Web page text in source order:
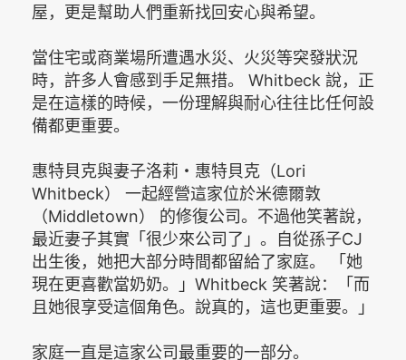
屋，更是幫助人們重新找回安心與希望。
當住宅或商業場所遭遇水災、火災等突發狀況
時，許多人會感到手足無措。 Whitbeck 說，正
是在這樣的時候，一份理解與耐心往往比任何設
備都更重要。
惠特貝克與妻子洛莉・惠特貝克（Lori
Whitbeck） 一起經營這家位於米德爾敦
（Middletown） 的修復公司。不過他笑著說，
最近妻子其實「很少來公司了」。自從孫子CJ
出生後，她把大部分時間都留給了家庭。 「她
現在更喜歡當奶奶。」Whitbeck 笑著說：「而
且她很享受這個角色。說真的，這也更重要。」
家庭一直是這家公司最重要的一部分。